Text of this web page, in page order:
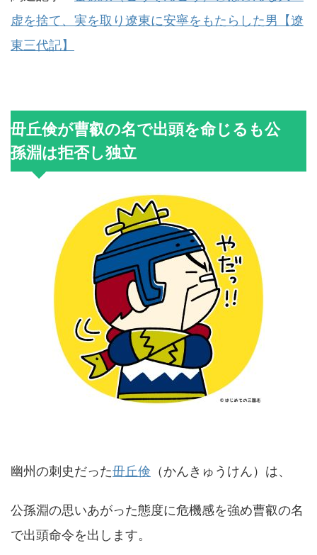
虚を捨て、実を取り遼東に安寧をもたらした男【遼
東三代記】
毌丘倹が曹叡の名で出頭を命じるも公
孫淵は拒否し独立
幽州の刺史だった毌丘倹 （かんきゅうけん）は、
公孫淵の思いあがった態度に危機感を強め曹叡の名
で出頭命令を出します。